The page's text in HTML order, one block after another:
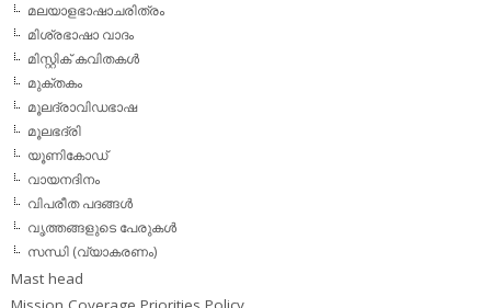
മലയാളഭാഷാചരിത്രം
മിശ്രഭാഷാ വാദം
മിസ്റ്റിക് കവിതകള്‍
മുക്തകം
മൂലദ്രാവിഡഭാഷ
മൂലഭദ്രി
യൂണികോഡ്
വായനദിനം
വിപരീത പദങ്ങള്‍
വൃത്തങ്ങളുടെ പേരുകള്‍
സന്ധി (വ്യാകരണം)
Mast head